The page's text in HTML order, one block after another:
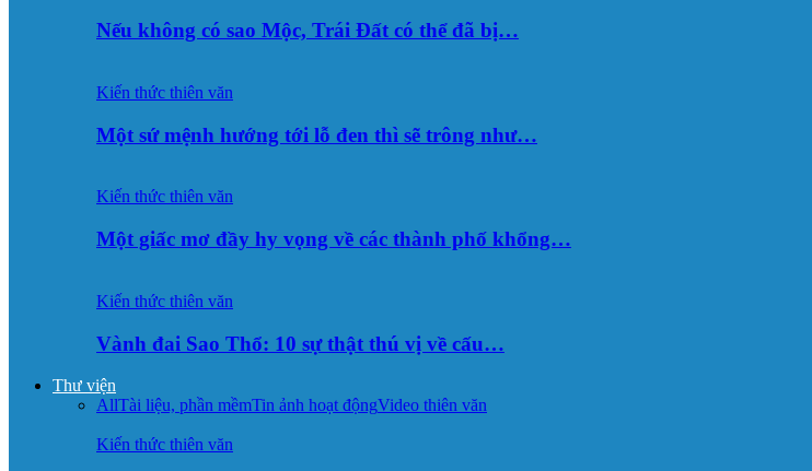
Nếu không có sao Mộc, Trái Đất có thể đã bị…
Kiến thức thiên văn
Một sứ mệnh hướng tới lỗ đen thì sẽ trông như…
Kiến thức thiên văn
Một giấc mơ đầy hy vọng về các thành phố khổng…
Kiến thức thiên văn
Vành đai Sao Thổ: 10 sự thật thú vị về cấu…
Thư viện
AllTài liệu, phần mềmTin ảnh hoạt độngVideo thiên văn
Kiến thức thiên văn